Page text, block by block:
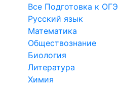
Все Подготовка к ОГЭ
Русский язык
Математика
Обществознание
Биология
Литература
Химия